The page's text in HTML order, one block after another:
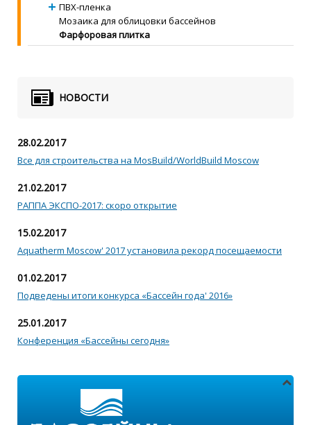
ПВХ-пленка
Мозаика для облицовки бассейнов
Фарфоровая плитка
НОВОСТИ
28.02.2017
Все для строительства на MosBuild/WorldBuild Moscow
21.02.2017
РАППА ЭКСПО-2017: скоро открытие
15.02.2017
Aquatherm Moscow' 2017 установила рекорд посещаемости
01.02.2017
Подведены итоги конкурса «Бассейн года' 2016»
25.01.2017
Конференция «Бассейны сегодня»